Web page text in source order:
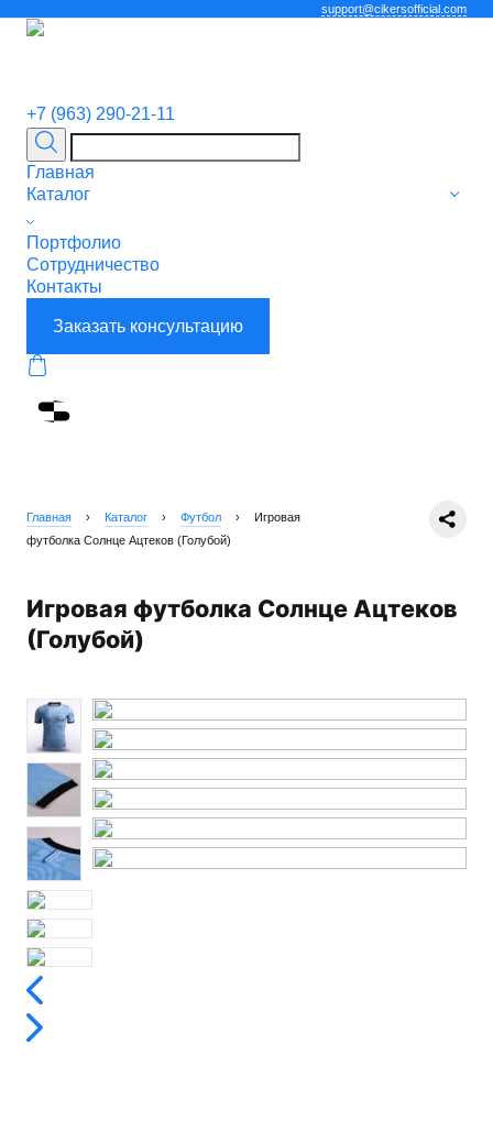
support@cikersofficial.com
+7 (963) 290-21-11
Главная
Каталог
Портфолио
Сотрудничество
Контакты
Заказать консультацию
Главная › Каталог › Футбол ›
Игровая
футболка Солнце Ацтеков (Голубой)
Игровая футболка Солнце Ацтеков
(Голубой)